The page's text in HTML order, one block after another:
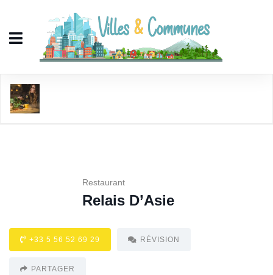
Restaurant
Relais D’Asie
+33 5 56 52 69 29 RÉVISION
PARTAGER